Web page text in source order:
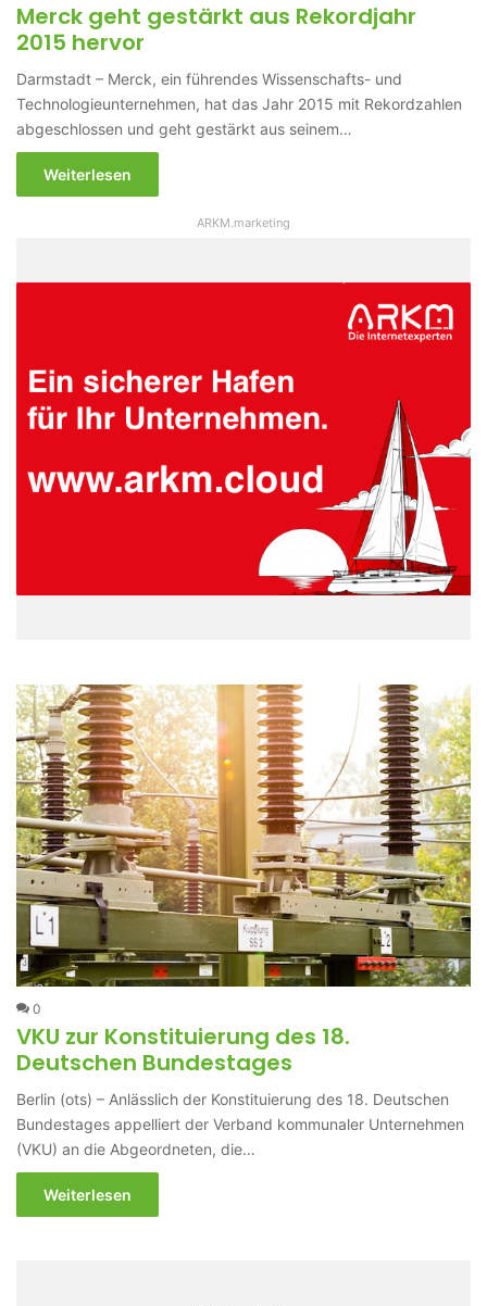
Merck geht gestärkt aus Rekordjahr
2015 hervor
Darmstadt – Merck, ein führendes Wissenschafts- und
Technologieunternehmen, hat das Jahr 2015 mit Rekordzahlen
abgeschlossen und geht gestärkt aus seinem…
Weiterlesen
ARKM.marketing
0
VKU zur Konstituierung des 18.
Deutschen Bundestages
Berlin (ots) – Anlässlich der Konstituierung des 18. Deutschen
Bundestages appelliert der Verband kommunaler Unternehmen
(VKU) an die Abgeordneten, die…
Weiterlesen